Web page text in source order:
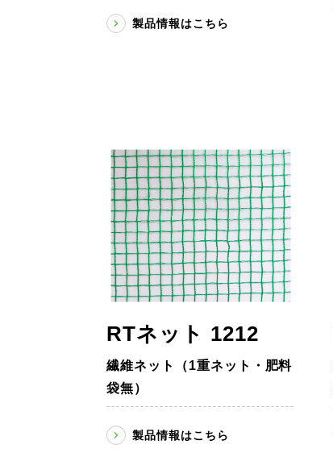
製品情報はこちら
RTネット 1212
繊維ネット（1重ネット・肥料
袋無）
製品情報はこちら